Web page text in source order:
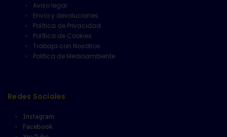
Aviso legal
Envío y devoluciones
Política de Privacidad
Política de Cookies
Trabaja con Nosotros
Politica de Medioambiente
Redes Sociales
Instagram
Facebook